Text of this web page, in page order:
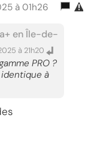
à 01h26
en Île-de-
à 21h20
PRO ?
à